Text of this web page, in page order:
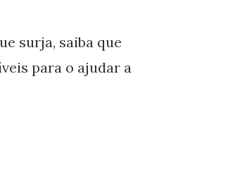
surja, saiba que
para o ajudar a